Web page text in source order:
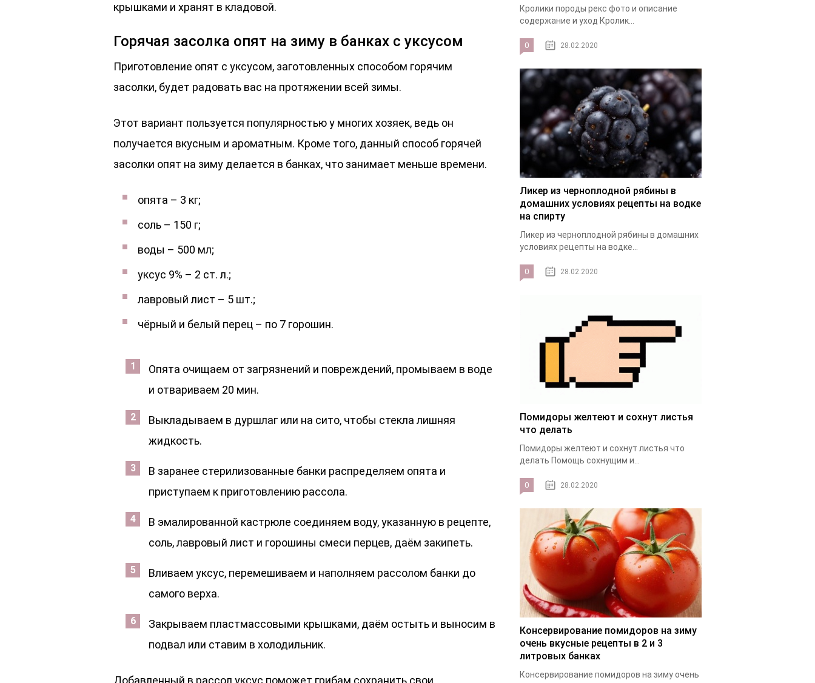
крышками и хранят в кладовой.
Горячая засолка опят на зиму в банках с уксусом
Приготовление опят с уксусом, заготовленных способом горячим
засолки, будет радовать вас на протяжении всей зимы.
Этот вариант пользуется популярностью у многих хозяек, ведь он
получается вкусным и ароматным. Кроме того, данный способ горячей
засолки опят на зиму делается в банках, что занимает меньше времени.
опята – 3 кг;
соль – 150 г;
воды – 500 мл;
уксус 9% – 2 ст. л.;
лавровый лист – 5 шт.;
чёрный и белый перец – по 7 горошин.
Опята очищаем от загрязнений и повреждений, промываем в воде
и отвариваем 20 мин.
Выкладываем в дуршлаг или на сито, чтобы стекла лишняя
жидкость.
В заранее стерилизованные банки распределяем опята и
приступаем к приготовлению рассола.
В эмалированной кастрюле соединяем воду, указанную в рецепте,
соль, лавровый лист и горошины смеси перцев, даём закипеть.
Вливаем уксус, перемешиваем и наполняем рассолом банки до
самого верха.
Закрываем пластмассовыми крышками, даём остыть и выносим в
подвал или ставим в холодильник.
Добавленный в рассол уксус поможет грибам сохранить свои
Кролики породы рекс фото и описание
содержание и уход Кролик...
0 28.02.2020
Ликер из черноплодной рябины в
домашних условиях рецепты на водке
на спирту
Ликер из черноплодной рябины в домашних
условиях рецепты на водке...
0 28.02.2020
Помидоры желтеют и сохнут листья
что делать
Помидоры желтеют и сохнут листья что
делать Помощь сохнущим и...
0 28.02.2020
Консервирование помидоров на зиму
очень вкусные рецепты в 2 и 3
литровых банках
Консервирование помидоров на зиму очень